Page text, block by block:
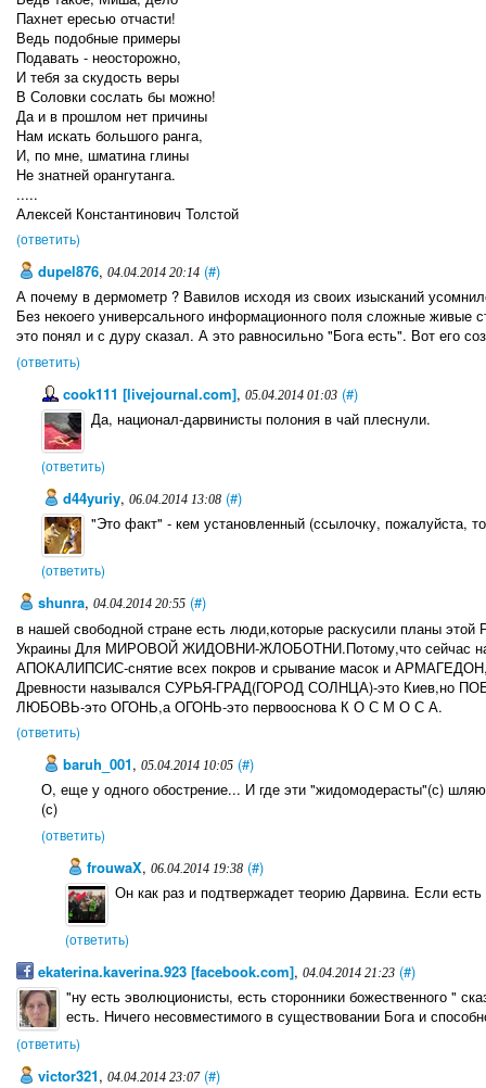
Пахнет ересью отчасти!
Ведь подобные примеры
Подавать - неосторожно,
И тебя за скудость веры
В Соловки сослать бы можно!
Да и в прошлом нет причины
Нам искать большого ранга,
И, по мне, шматина глины
Не знатней орангутанга.
.....
Алексей Константинович Толстой
(ответить)
dupel876, 04.04.2014 20:14 (#)
А почему в дермометр ? Вавилов исходя из своих изысканий
Без некоего универсального информационного поля сложные живые
это понял и с дуру сказал. А это равносильно "Бога есть". Вот его
(ответить)
cook111 [livejournal.com], 05.04.2014 01:03 (#)
Да, национал-дарвинисты полония в чай плеснули.
(ответить)
d44yuriy, 06.04.2014 13:08 (#)
"Это факт" - кем установленный (ссылочку, пожалуйста,
(ответить)
sһunra, 04.04.2014 20:55 (#)
в нашей свободной стране есть люди,которые раскусили планы
Украины Для МИРОВОЙ ЖИДОВНИ-ЖЛОБОТНИ.Потому,что сейчас
АПОКАЛИПСИС-снятие всех покров и срывание масок и
Древности назывался СУРЬЯ-ГРАД(ГОРОД СОЛНЦА)-это Киев,но
ЛЮБОВЬ-это ОГОНЬ,а ОГОНЬ-это первооснова К О С М О С А.
(ответить)
baruh_001, 05.04.2014 10:05 (#)
О, еще у одного обострение... И где эти "жидомодерасты"(с)
(с)
(ответить)
frouwaX,06.04.2014 19:38 (#)
Он как раз и подтвержадет теорию Дарвина. Если
(ответить)
ekaterina.kaverina.923 [facebook.com], 04.04.2014 21:23 (#)
"ну есть эволюционисты, есть сторонники божественного "
есть. Ничего несовместимого в существовании Бога и
(ответить)
victor321, 04.04.2014 23:07 (#)